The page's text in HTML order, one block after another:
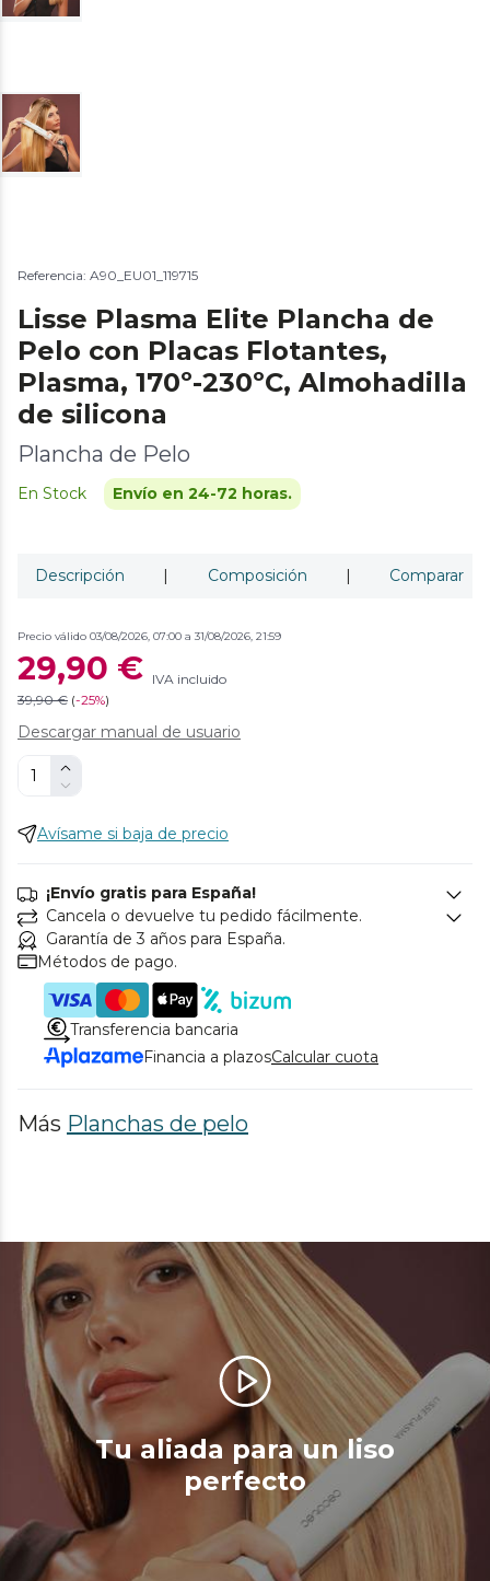
Referencia: A90_EU01_119715
Lisse Plasma Elite Plancha de
Pelo con Placas Flotantes,
Plasma, 170º-230ºC, Almohadilla
de silicona
Plancha de Pelo
En Stock Envío en 24-72 horas.
Descripción | Composición | Comparar
Precio válido 03/08/2026, 07:00 a 31/08/2026, 21:59
29,90 € IVA incluido
39,90 € (-25%)
Descargar manual de usuario
Avísame si baja de precio
¡Envío gratis para España!
Cancela o devuelve tu pedido fácilmente.
Garantía de 3 años para España.
Métodos de pago.
Transferencia bancaria
Financia a plazosCalcular cuota
Más Planchas de pelo
Tu aliada para un liso
perfecto